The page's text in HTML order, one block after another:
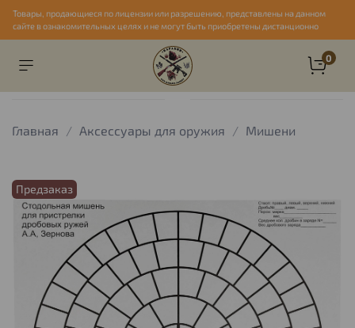
Товары, продающиеся по лицензии или разрешению, представлены на данном
сайте в ознакомительных целях и не могут быть приобретены дистанционно
0
Главная Аксессуары для оружия Мишени
Предзаказ